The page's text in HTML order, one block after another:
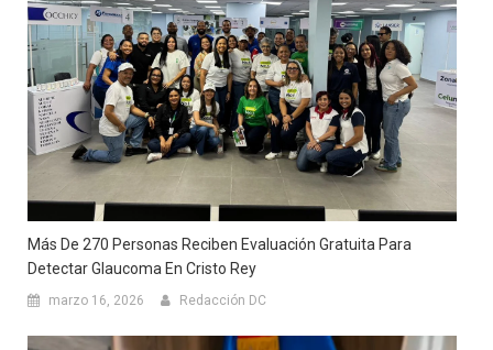
Más De 270 Personas Reciben Evaluación Gratuita Para
Detectar Glaucoma En Cristo Rey
marzo 16, 2026 Redacción DC